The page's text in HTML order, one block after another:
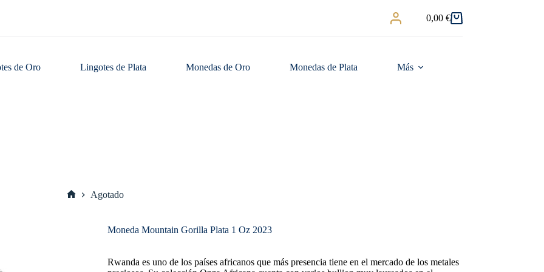
Carro
0,00 €
de Oro Lingotes de Plata Monedas de Oro Monedas de Plata Más
Agotado
Moneda Mountain Gorilla Plata 1 Oz 2023
Rwanda es uno de los países africanos que más presencia tiene en el mercado de los metales